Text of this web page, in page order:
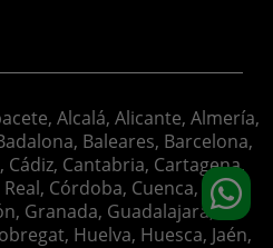
Alcalá, Alicante, Almería,
Baleares, Barcelona,
Cádiz, Cantabria, Cartagena,
Córdoba, Cuenca, Elche,
Granada, Guadalajara,
Huelva, Huesca, Jaén,